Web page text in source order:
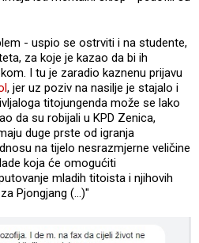
- uspio se ostrviti i na studente,
za koje je kazao da bi ih
I tu je zaradio kaznenu prijavu
, jer uz poziv na nasilje je stajalo i
titojungenda može se lako
da su robijali u KPD Zenica,
duge prste od igranja
na tijelo nesrazmjerne veličine
koja će omogućiti
mladih titoista i njihovih
Pjongjang (...)"